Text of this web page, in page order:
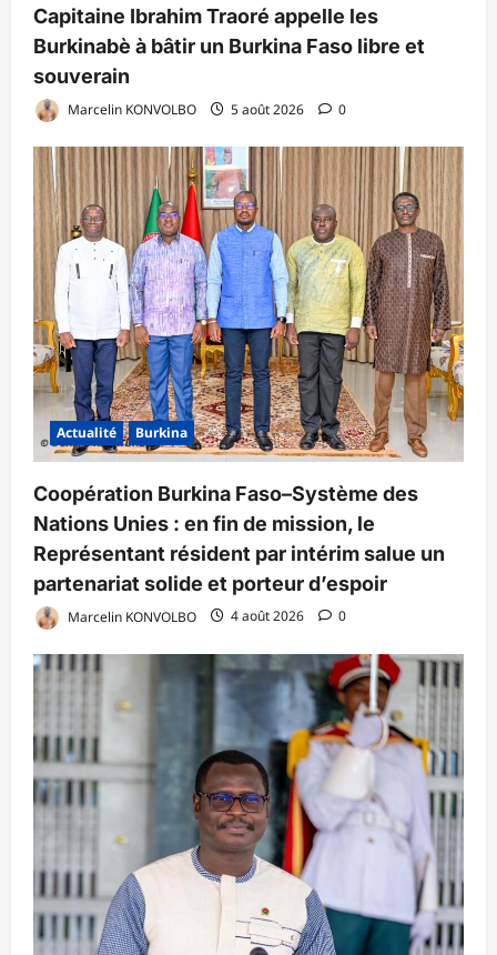
Capitaine Ibrahim Traoré appelle les
Burkinabè à bâtir un Burkina Faso libre et
souverain
Marcelin KONVOLBO 5 août 2026 0
Actualité Burkina
Coopération Burkina Faso–Système des
Nations Unies : en fin de mission, le
Représentant résident par intérim salue un
partenariat solide et porteur d’espoir
Marcelin KONVOLBO 4 août 2026 0